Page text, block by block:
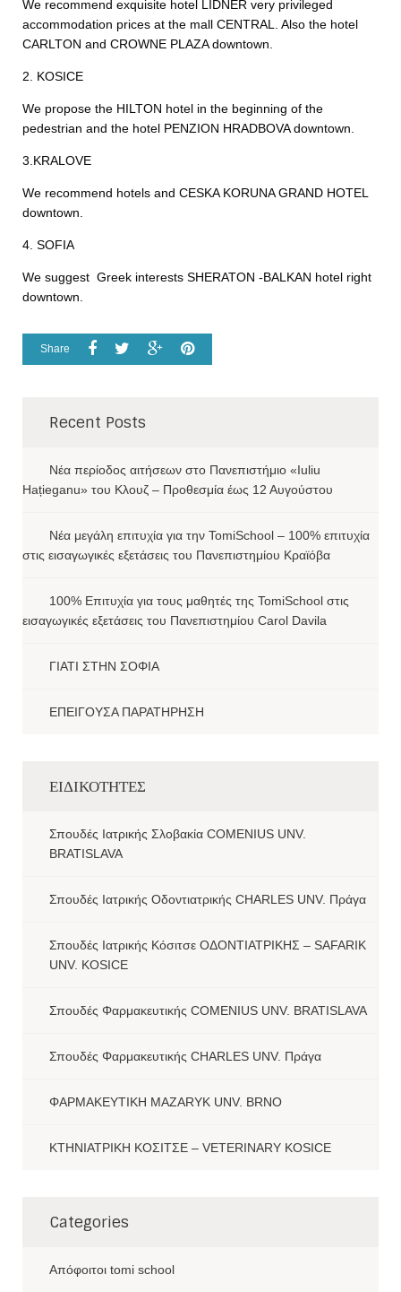
We recommend exquisite hotel LIDNER very privileged
accommodation prices at the mall CENTRAL. Also the hotel
CARLTON and CROWNE PLAZA downtown.
2. KOSICE
We propose the HILTON hotel in the beginning of the
pedestrian and the hotel PENZION HRADBOVA downtown.
3.KRALOVE
We recommend hotels and CESKA KORUNA GRAND HOTEL
downtown.
4. SOFIA
We suggest Greek interests SHERATON -BALKAN hotel right
downtown.
Share
Recent Posts
Νέα περίοδος αιτήσεων στο Πανεπιστήμιο «Iuliu
Hațieganu» του Κλουζ – Προθεσμία έως 12 Αυγούστου
Νέα μεγάλη επιτυχία για την TomiSchool – 100% επιτυχία
στις εισαγωγικές εξετάσεις του Πανεπιστημίου Κραϊόβα
100% Επιτυχία για τους μαθητές της TomiSchool στις
εισαγωγικές εξετάσεις του Πανεπιστημίου Carol Davila
ΓΙΑΤΙ ΣΤΗΝ ΣΟΦΙΑ
ΕΠΕΙΓΟΥΣΑ ΠΑΡΑΤΗΡΗΣΗ
ΕΙΔΙΚΟΤΗΤΕΣ
Σπουδές Ιατρικής Σλοβακία COMENIUS UNV.
BRATISLAVA
Σπουδές Ιατρικής Οδοντιατρικής CHARLES UNV. Πράγα
Σπουδές Ιατρικής Κόσιτσε ΟΔΟΝΤΙΑΤΡΙΚΗΣ – SAFARIK
UNV. KOSICE
Σπουδές Φαρμακευτικής COMENIUS UNV. BRATISLAVA
Σπουδές Φαρμακευτικής CHARLES UNV. Πράγα
ΦΑΡΜΑΚΕΥΤΙΚΗ MAZARYK UNV. BRNO
ΚΤΗΝΙΑΤΡΙΚΗ ΚΟΣΙΤΣΕ – VETERINARY KOSICE
Categories
Aπόφοιτοι tomi school